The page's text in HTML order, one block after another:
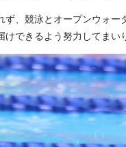
、競泳とオープンウォ
できるよう努力してまい